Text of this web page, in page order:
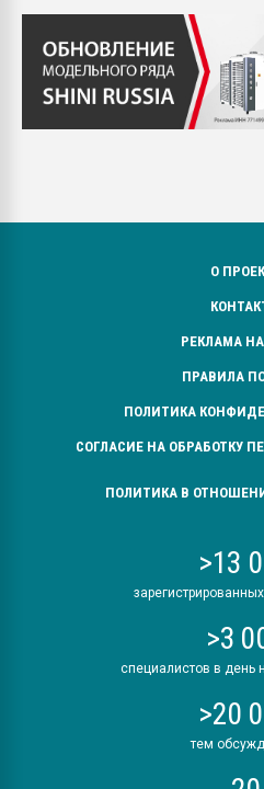
О
РЕКЛАМА
ПРАВИЛА
ПОЛИТИКА
СОГЛАСИЕ НА ОБРАБОТКУ
ПОЛИТИКА В
>13
>3
специалистов в день
>20
тем